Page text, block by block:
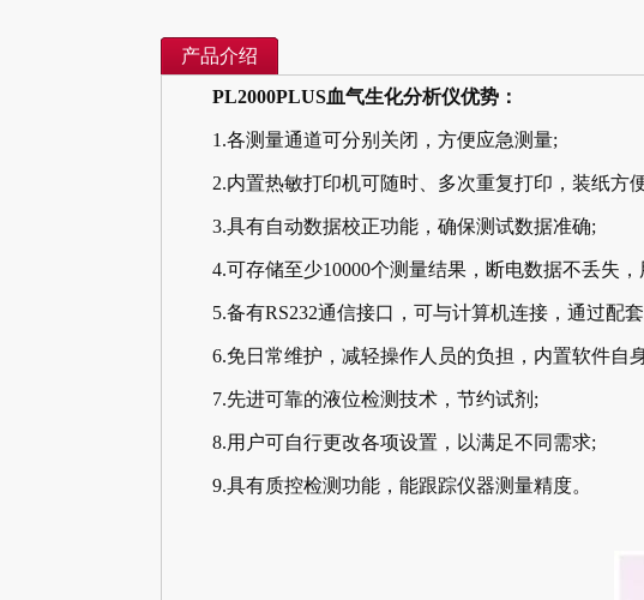
产品介绍
PL2000PLUS血气生化分析仪优势：
1.各测量通道可分别关闭，方便应急测量;
2.内置热敏打印机可随时、多次重复打印，装纸方
3.具有自动数据校正功能，确保测试数据准确;
4.可存储至少10000个测量结果，断电数据不丢失，
5.备有RS232通信接口，可与计算机连接，通过配
6.免日常维护，减轻操作人员的负担，内置软件自身
7.先进可靠的液位检测技术，节约试剂;
8.用户可自行更改各项设置，以满足不同需求;
9.具有质控检测功能，能跟踪仪器测量精度。